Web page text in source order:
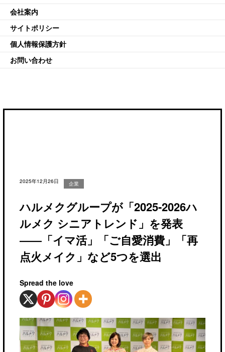
会社案内
サイトポリシー
個人情報保護方針
お問い合わせ
2025年12月26日 企業
ハルメクグループが「2025-2026ハ
ルメク シニアトレンド」を発表
――「イマ活」「ご自愛消費」「再
点火メイク」など5つを選出
Spread the love